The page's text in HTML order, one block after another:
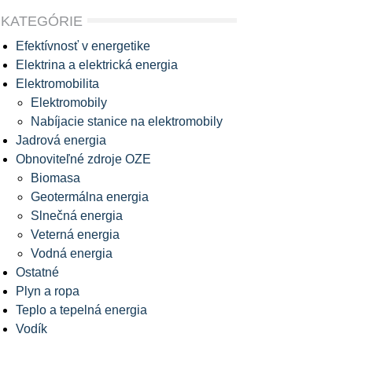
KATEGÓRIE
Efektívnosť v energetike
Elektrina a elektrická energia
Elektromobilita
Elektromobily
Nabíjacie stanice na elektromobily
Jadrová energia
Obnoviteľné zdroje OZE
Biomasa
Geotermálna energia
Slnečná energia
Veterná energia
Vodná energia
Ostatné
Plyn a ropa
Teplo a tepelná energia
Vodík